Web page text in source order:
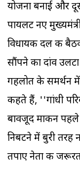
योजना बनाई और
पायलट नए
विधायक दल की
सौंपने का दांव
गहलोत के समर्थन
कहते हैं, ''गांधी
बावजूद माकन
निबटने में बुरी तरह
तपाए नेता की